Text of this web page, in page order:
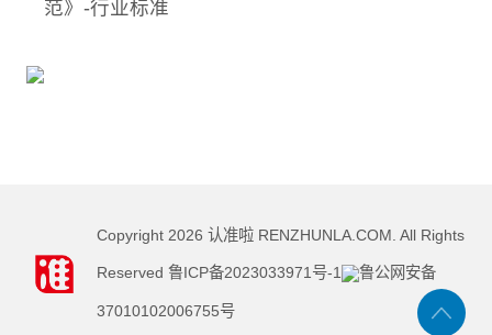
范》-行业标准
Copyright 2026 认准啦 RENZHUNLA.COM. All Rights
Reserved 鲁ICP备2023033971号-1 鲁公网安备
37010102006755号